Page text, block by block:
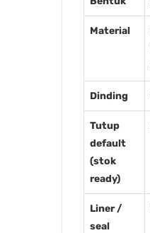
Material
Dinding
Tutup
default
(stok
ready)
Liner /
seal